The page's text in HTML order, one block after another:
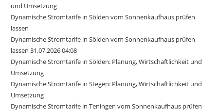
und Umsetzung
Dynamische Stromtarife in Sölden vom Sonnenkaufhaus prüfen
lassen
Dynamische Stromtarife in Sölden vom Sonnenkaufhaus prüfen
lassen 31.07.2026 04:08
Dynamische Stromtarife in Sölden: Planung, Wirtschaftlichkeit und
Umsetzung
Dynamische Stromtarife in Stegen: Planung, Wirtschaftlichkeit und
Umsetzung
Dynamische Stromtarife in Teningen vom Sonnenkaufhaus prüfen